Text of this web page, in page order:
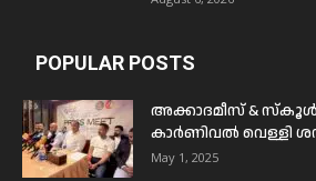
POPULAR POSTS
അക്കാദമീസ് &
കാർണിവൽ വെള്ളി
May 1, 2025